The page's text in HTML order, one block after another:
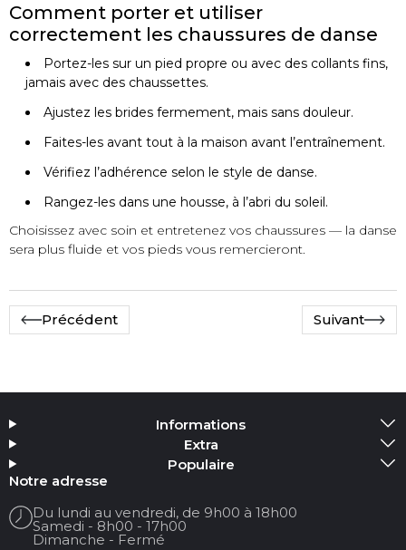
Comment porter et utiliser
correctement les chaussures de danse
Portez-les sur un pied propre ou avec des collants fins,
jamais avec des chaussettes.
Ajustez les brides fermement, mais sans douleur.
Faites-les avant tout à la maison avant l’entraînement.
Vérifiez l’adhérence selon le style de danse.
Rangez-les dans une housse, à l’abri du soleil.
Choisissez avec soin et entretenez vos chaussures — la danse
sera plus fluide et vos pieds vous remercieront.
Précédent Suivant
Informations
Extra
Populaire
Notre adresse
Du lundi au vendredi, de 9h00 à 18h00
Samedi - 8h00 - 17h00
Dimanche - Fermé